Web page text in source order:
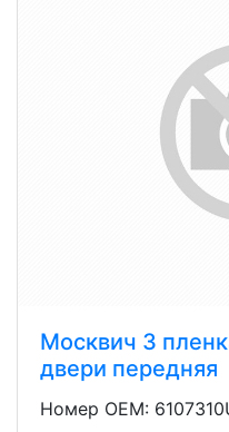
Москвич 3
двери передняя
Номер OEM: